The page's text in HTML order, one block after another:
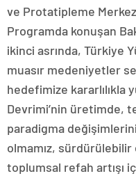
ve Protatipleme
Programda konuşan
ikinci asrında, Türkiye
muasır medeniyetler
hedefimize kararlılıkla
Devrimi’nin üretimde,
paradigma
olmamız, sürdürülebilir
toplumsal refah artışı